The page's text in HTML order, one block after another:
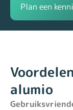
Plan een
alumio